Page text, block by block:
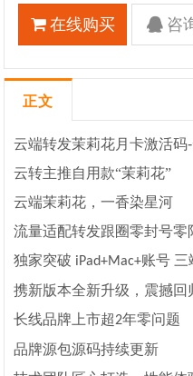
在线购买 咨
正文
云端转发茉莉花月卡激活码
云转主推自用款“茉莉花”
云端茉莉花，一香染星河
流量适配转发跟圈零封号
独家突破 iPad+Mac+账号 三
携新版本全新升级，震撼回
长线品牌上市超2年零问题
品牌源包源码持续更新